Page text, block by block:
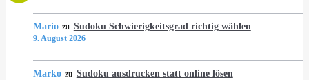
Mario zu Sudoku Schwierigkeitsgrad richtig wählen
9. August 2026
Marko zu Sudoku ausdrucken statt online lösen